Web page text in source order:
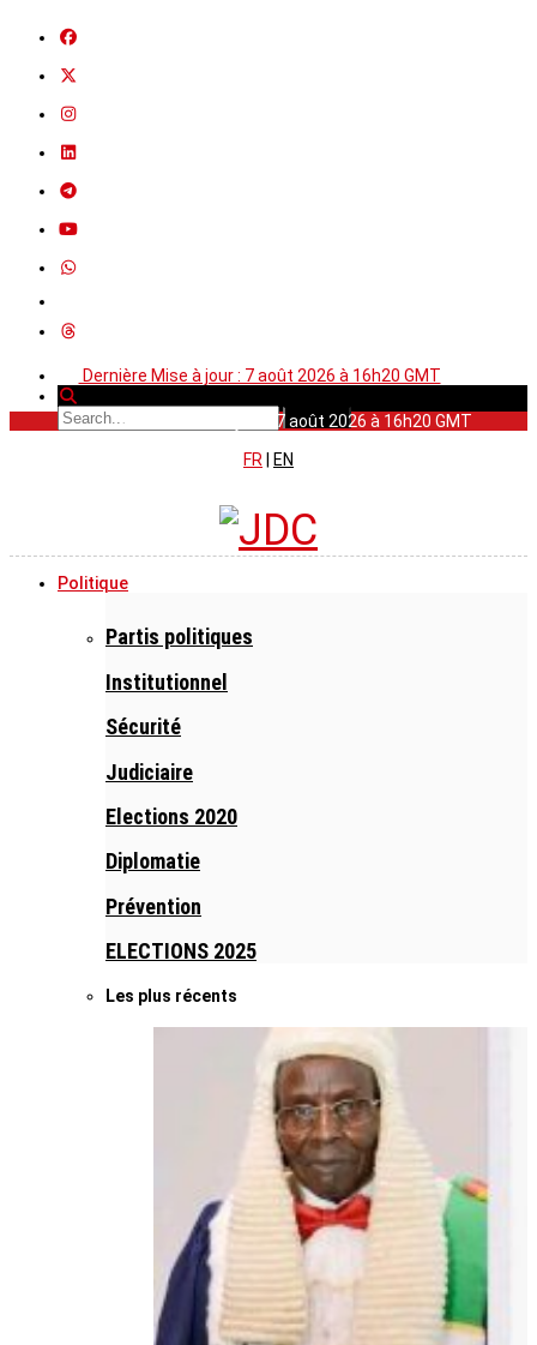
Dernière Mise à jour : 7 août 2026 à 16h20 GMT
Dernière Mise à jour : 7 août 2026 à 16h20 GMT
FR
EN
Politique
Partis politiques
Institutionnel
Sécurité
Judiciaire
Elections 2020
Diplomatie
Prévention
ELECTIONS 2025
Les plus récents